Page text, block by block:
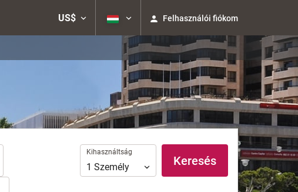
US$ Felhasználói fiókom
Kihasználtság
Kihasználtság
1 Személy Keresés